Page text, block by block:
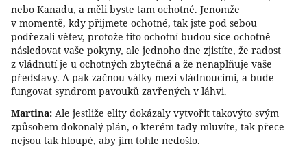
nebo Kanadu, a měli byste tam ochotné. Jenomže
v momentě, kdy přijmete ochotné, tak jste pod sebou
podřezali větev, protože tito ochotní budou sice ochotně
následovat vaše pokyny, ale jednoho dne zjistíte, že radost
z vládnutí je u ochotných zbytečná a že nenaplňuje vaše
představy. A pak začnou války mezi vládnoucími, a bude
fungovat syndrom pavouků zavřených v láhvi.
Martina: Ale jestliže elity dokázaly vytvořit takovýto svým
způsobem dokonalý plán, o kterém tady mluvíte, tak přece
nejsou tak hloupé, aby jim tohle nedošlo.